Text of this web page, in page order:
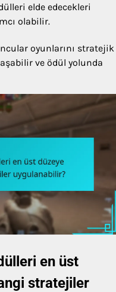
elde edecekleri
olabilir.
oyunlarını stratejik
ve ödül yolunda
en üst
stratejiler